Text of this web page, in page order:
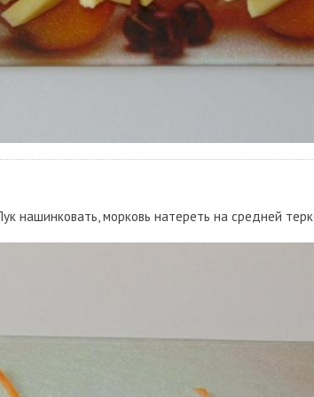
нашинковать, морковь натереть на средней